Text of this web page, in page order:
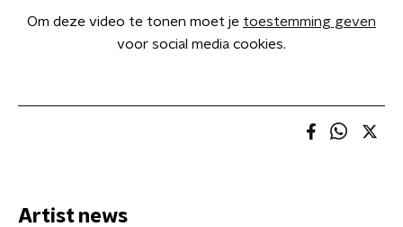
Om deze video te tonen moet je toestemming geven
voor social media cookies.
Artist news